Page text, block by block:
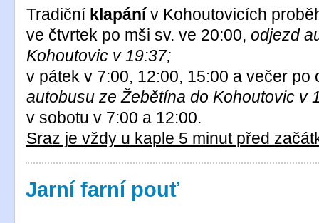
Tradiční klapánív Kohoutovicích
ve čtvrtek po mši sv. ve 20:00, odjezd
Kohoutovic v 19:37;
v pátek v 7:00, 12:00, 15:00 a večer
autobusu ze Žebětína do Kohoutovic v
v sobotu v 7:00 a 12:00.
Sraz je vždy u kaple 5 minut před
Jarní farní pouť